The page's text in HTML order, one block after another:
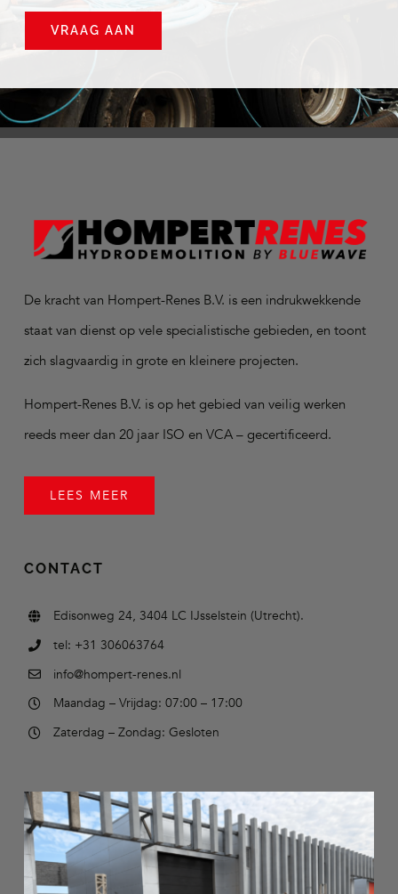
VRAAG AAN
De kracht van Hompert-Renes B.V. is een indrukwekkende
staat van dienst op vele specialistische gebieden, en toont
zich slagvaardig in grote en kleinere projecten.
Hompert-Renes B.V. is op het gebied van veilig werken
reeds meer dan 20 jaar ISO en VCA – gecertificeerd.
LEES MEER
CONTACT
Edisonweg 24, 3404 LC IJsselstein (Utrecht).
tel: +31 306063764
info@hompert-renes.nl
Maandag – Vrijdag: 07:00 – 17:00
Zaterdag – Zondag: Gesloten